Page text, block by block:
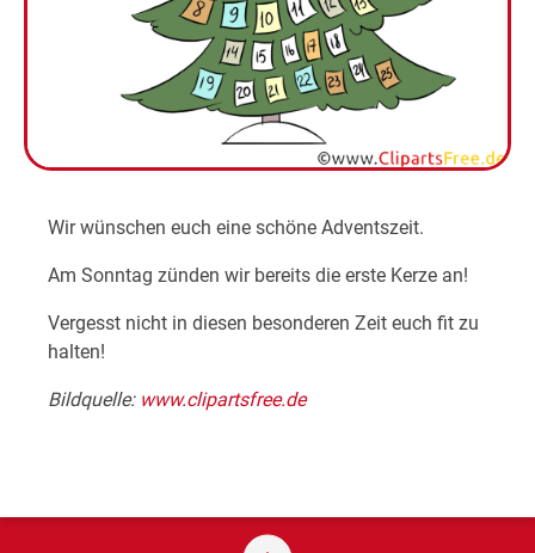
Wir wünschen euch eine schöne Adventszeit.
Am Sonntag zünden wir bereits die erste Kerze an!
Vergesst nicht in diesen besonderen Zeit euch fit zu
halten!
Bildquelle: www.clipartsfree.de